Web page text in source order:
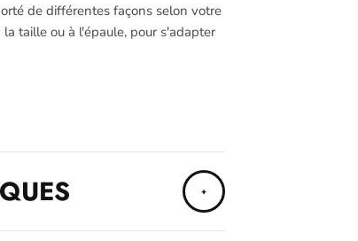
de différentes façons selon votre
taille ou à l'épaule, pour s'adapter